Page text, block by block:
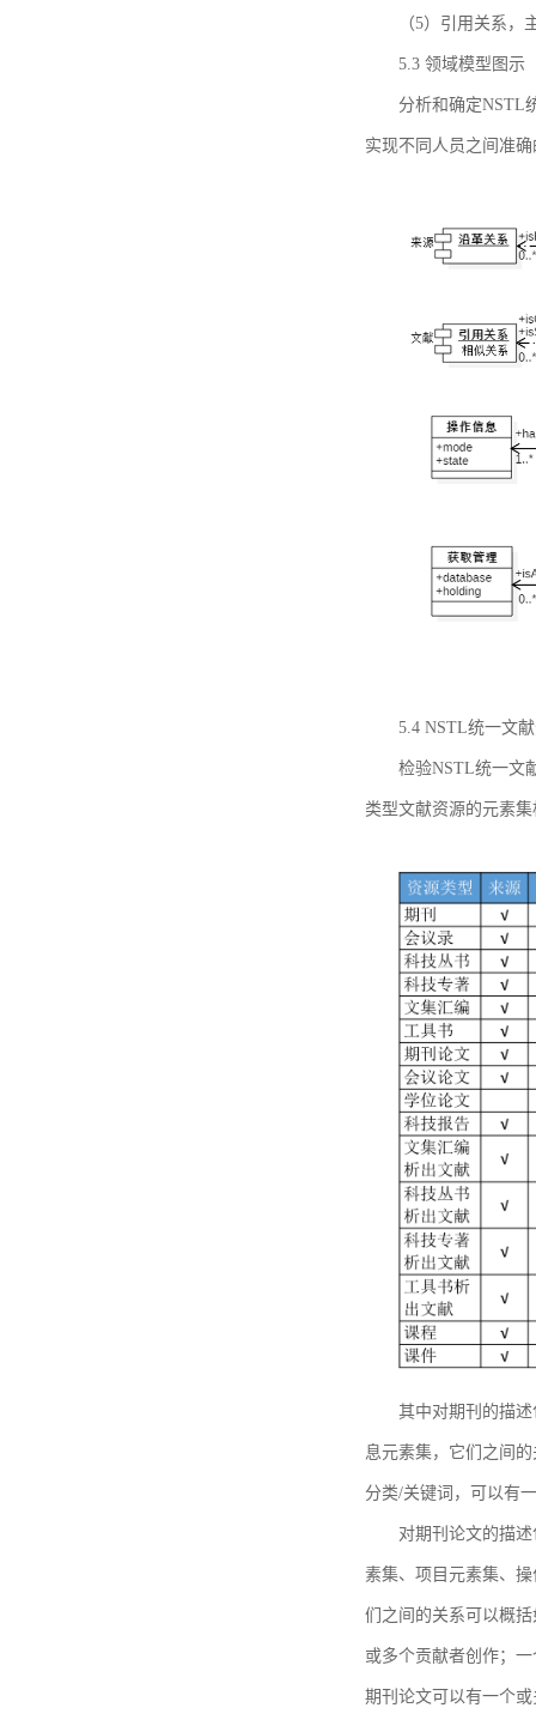
（5）引用关系，
5.3 领域模型图示
分析和确定NSTL
实现不同人员之间准
5.4 NSTL统一文
检验NSTL统一文
类型文献资源的元素
其中对期刊的描
息元素集，它们之间
分类/关键词，可以有
对期刊论文的描
素集、项目元素集、
们之间的关系可以概
或多个贡献者创作；
期刊论文可以有一个